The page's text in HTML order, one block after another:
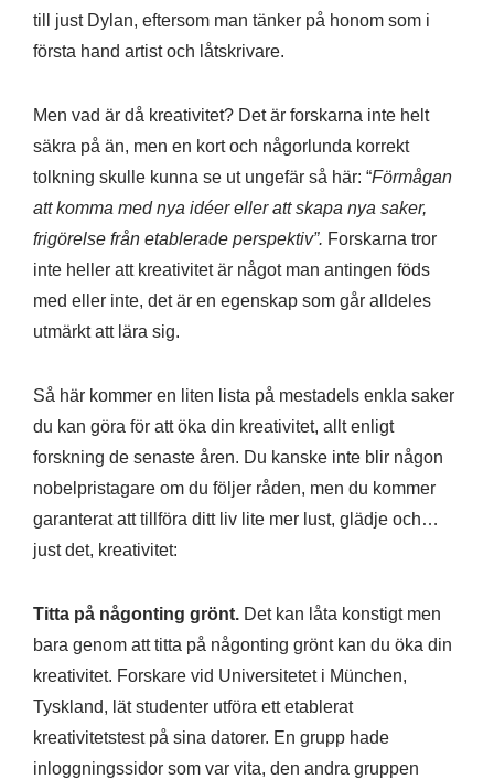
till just Dylan, eftersom man tänker på honom som i
första hand artist och låtskrivare.
Men vad är då kreativitet? Det är forskarna inte helt
säkra på än, men en kort och någorlunda korrekt
tolkning skulle kunna se ut ungefär så här: “Förmågan
att komma med nya idéer eller att skapa nya saker,
frigörelse från etablerade perspektiv”. Forskarna tror
inte heller att kreativitet är något man antingen föds
med eller inte, det är en egenskap som går alldeles
utmärkt att lära sig.
Så här kommer en liten lista på mestadels enkla saker
du kan göra för att öka din kreativitet, allt enligt
forskning de senaste åren. Du kanske inte blir någon
nobelpristagare om du följer råden, men du kommer
garanterat att tillföra ditt liv lite mer lust, glädje och…
just det, kreativitet:
Titta på någonting grönt. Det kan låta konstigt men
bara genom att titta på någonting grönt kan du öka din
kreativitet. Forskare vid Universitetet i München,
Tyskland, lät studenter utföra ett etablerat
kreativitetstest på sina datorer. En grupp hade
inloggningssidor som var vita, den andra gruppen